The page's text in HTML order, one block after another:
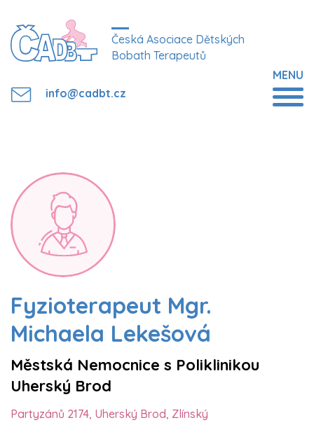
Česká Asociace Dětských
Bobath Terapeutů
info@cadbt.cz
MENU
Fyzioterapeut Mgr.
Michaela Lekešová
Městská Nemocnice s Poliklinikou
Uherský Brod
Partyzánů 2174, Uherský Brod, Zlínský